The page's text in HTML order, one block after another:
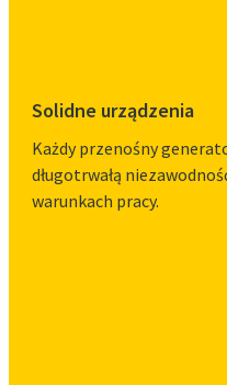
Solidne urządzenia
Każdy przenośny
długotrwałą
warunkach pracy.